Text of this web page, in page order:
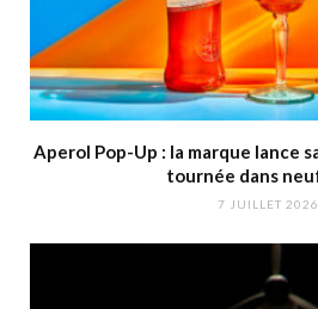
Aperol Pop-Up : la marque lance
tournée dans
7 JUILLET 2026